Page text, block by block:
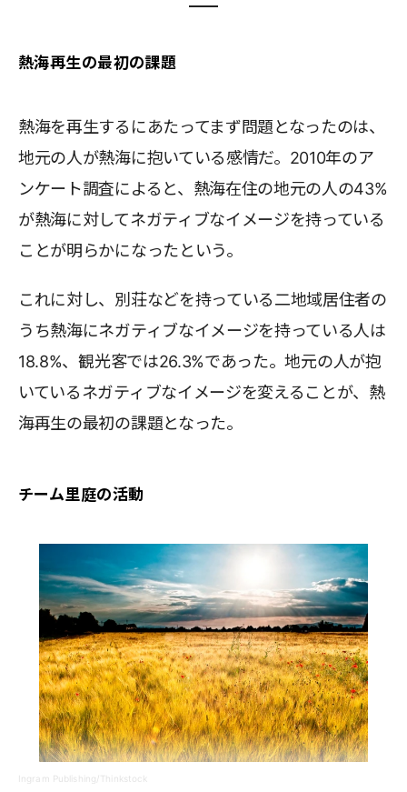
熱海再生の最初の課題
熱海を再生するにあたってまず問題となったのは、
地元の人が熱海に抱いている感情だ。2010年のア
ンケート調査によると、熱海在住の地元の人の43%
が熱海に対してネガティブなイメージを持っている
ことが明らかになったという。
これに対し、別荘などを持っている二地域居住者の
うち熱海にネガティブなイメージを持っている人は
18.8%、観光客では26.3%であった。地元の人が抱
いているネガティブなイメージを変えることが、熱
海再生の最初の課題となった。
チーム里庭の活動
Ingram Publishing/Thinkstock